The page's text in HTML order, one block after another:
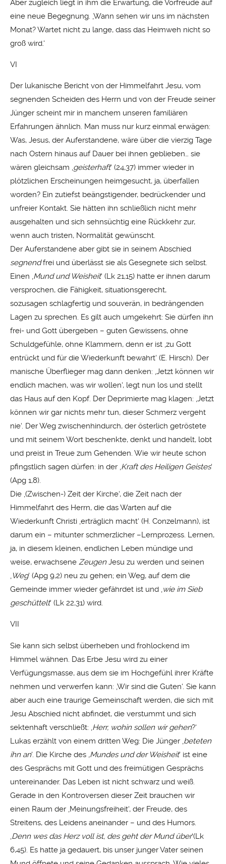
Aber zugleich liegt in ihm die Erwartung, die Vorfreude auf
eine neue Begegnung. ‚Wann sehen wir uns im nächsten
Monat? Wartet nicht zu lange, dass das Heimweh nicht so
groß wird.‘
VI
Der lukanische Bericht von der Himmelfahrt Jesu, vom
segnenden Scheiden des Herrn und von der Freude seiner
Jünger scheint mir in manchem unseren familiären
Erfahrungen ähnlich. Man muss nur kurz einmal erwägen:
Was, Jesus, der Auferstandene, wäre über die vierzig Tage
nach Ostern hinaus auf Dauer bei ihnen geblieben… sie
wären gleichsam ‚geisterhaft‘ (24,37) immer wieder in
plötzlichen Erscheinungen heimgesucht, ja, überfallen
worden? Ein zutiefst beängstigender, bedrückender und
unfreier Kontakt. Sie hätten ihn schließlich nicht mehr
ausgehalten und sich sehnsüchtig eine Rückkehr zur,
wenn auch tristen, Normalität gewünscht.
Der Auferstandene aber gibt sie in seinem Abschied
segnendfrei und überlässt sie als Gesegnete sich selbst.
Einen ‚Mund und Weisheit‘ (Lk 21,15) hatte er ihnen darum
versprochen, die Fähigkeit, situationsgerecht,
sozusagen schlagfertig und souverän, in bedrängenden
Lagen zu sprechen. Es gilt auch umgekehrt: Sie dürfen ihn
frei- und Gott übergeben – guten Gewissens, ohne
Schuldgefühle, ohne Klammern, denn er ist ‚zu Gott
entrückt und für die Wiederkunft bewahrt‘ (E. Hirsch). Der
manische Überflieger mag dann denken: ‚Jetzt können wir
endlich machen, was wir wollen‘, legt nun los und stellt
das Haus auf den Kopf. Der Deprimierte mag klagen: ‚Jetzt
können wir gar nichts mehr tun, dieser Schmerz vergeht
nie‘. Der Weg zwischenhindurch, der österlich getröstete
und mit seinem Wort beschenkte, denkt und handelt, lobt
und preist in Treue zum Gehenden. Wie wir heute schon
pfingstlich sagen dürfen: in der ‚Kraft des Heiligen Geistes‘
(Apg 1,8).
Die ‚(Zwischen-) Zeit der Kirche‘, die Zeit nach der
Himmelfahrt des Herrn, die das Warten auf die
Wiederkunft Christi ‚erträglich macht‘ (H. Conzelmann), ist
darum ein – mitunter schmerzlicher –Lernprozess. Lernen,
ja, in diesem kleinen, endlichen Leben mündige und
weise, erwachsene ZeugenJesu zu werden und seinen
‚Weg‘ (Apg 9,2) neu zu gehen; ein Weg, auf dem die
Gemeinde immer wieder gefährdet ist und ‚wie im Sieb
geschüttelt‘ (Lk 22,31) wird.
VII
Sie kann sich selbst überheben und frohlockend im
Himmel wähnen. Das Erbe Jesu wird zu einer
Verfügungsmasse, aus dem sie im Hochgefühl ihrer Kräfte
nehmen und verwerfen kann: ‚Wir sind die Guten‘. Sie kann
aber auch eine traurige Gemeinschaft werden, die sich mit
Jesu Abschied nicht abfindet, die verstummt und sich
sektenhaft verschließt: ‚Herr, wohin sollen wir gehen?‘
Lukas erzählt von einem dritten Weg: Die Jünger ‚beteten
ihn an‘. Die Kirche des ‚Mundes und der Weisheit‘ ist eine
des Gesprächs mit Gott und des freimütigen Gesprächs
untereinander. Das Leben ist nicht schwarz und weiß.
Gerade in den Kontroversen dieser Zeit brauchen wir
einen Raum der ‚Meinungsfreiheit‘, der Freude, des
Streitens, des Leidens aneinander – und des Humors.
‚Denn wes das Herz voll ist, des geht der Mund über‘(Lk
6,45). Es hatte ja gedauert, bis unser junger Vater seinen